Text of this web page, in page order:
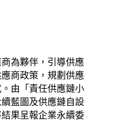
為夥伴，引導供應
商政策，規劃供應
由「責任供應鏈小
藍圖及供應鏈自設
果呈報企業永續委